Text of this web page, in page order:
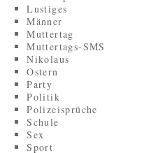
Lustiges
Männer
Muttertag
Muttertags-SMS
Nikolaus
Ostern
Party
Politik
Polizeisprüche
Schule
Sex
Sport